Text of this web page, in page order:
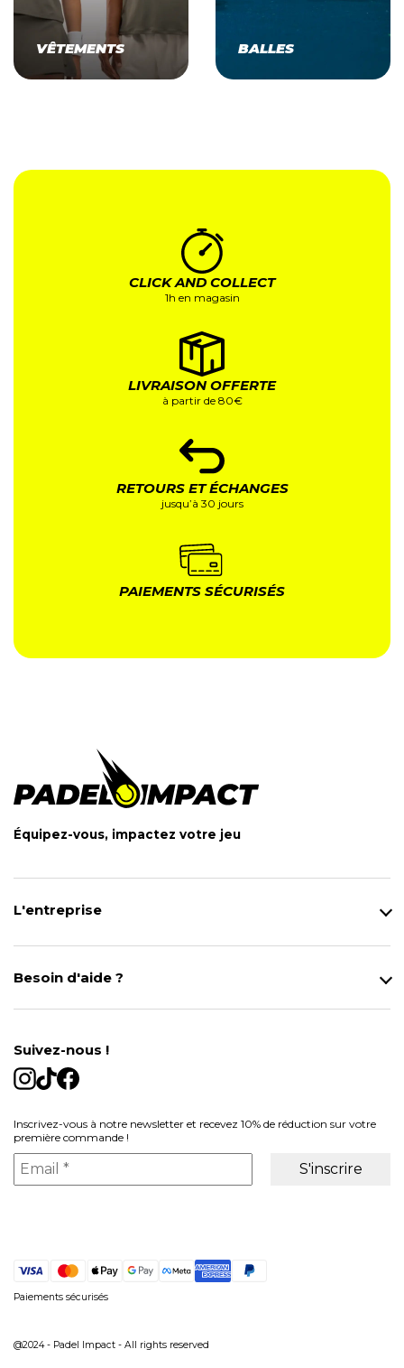
VÊTEMENTS BALLES
CLICK AND COLLECT
1h en magasin
LIVRAISON OFFERTE
à partir de 80€
RETOURS ET ÉCHANGES
jusqu’à 30 jours
PAIEMENTS SÉCURISÉS
Équipez-vous, impactez votre jeu
L'entreprise
Besoin d'aide ?
Contact
Gestion des cookies
Suivez-nous !
Inscrivez-vous à notre newsletter et recevez 10% de réduction sur votre
première commande !
Paiements sécurisés
@2024 - Padel Impact - All rights reserved